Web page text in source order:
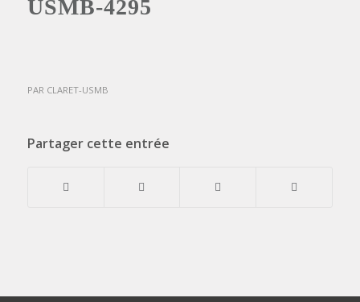
USMB-4295
PAR CLARET-USMB
Partager cette entrée